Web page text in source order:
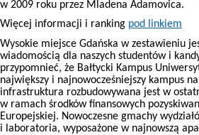
w 2009 roku przez Mladena Adamovica.
Więcej informacji i ranking pod linkiem
Wysokie miejsce Gdańska w zestawieniu
wiadomością dla naszych studentów i
przypomnieć, że Bałtycki Kampus
największy i najnowocześniejszy kampus
infrastruktura rozbudowywana jest w
w ramach środków finansowych
Europejskiej. Nowoczesne gmachy
i laboratoria, wyposażone w najnowszą